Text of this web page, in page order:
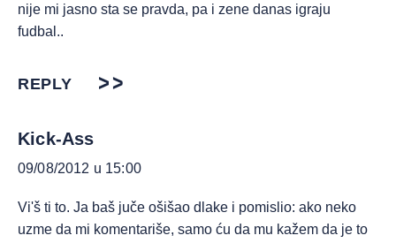
nije mi jasno sta se pravda, pa i zene danas igraju
fudbal..
REPLY
Kick-Ass
09/08/2012 u 15:00
Vi'š ti to. Ja baš juče ošišao dlake i pomislio: ako neko
uzme da mi komentariše, samo ću da mu kažem da je to